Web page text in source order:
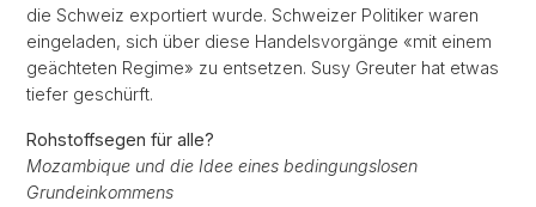
die Schweiz exportiert wurde. Schweizer Politiker waren
eingeladen, sich über diese Handelsvorgänge «mit einem
geächteten Regime» zu entsetzen. Susy Greuter hat etwas
tiefer geschürft.
Rohstoffsegen für alle?
Mozambique und die Idee eines bedingungslosen
Grundeinkommens